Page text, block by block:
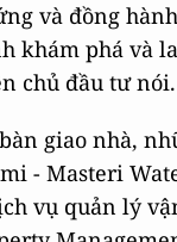
và đồng
khám phá và
chủ đầu tư nói.
giao nhà,
- Masteri
vụ quản lý